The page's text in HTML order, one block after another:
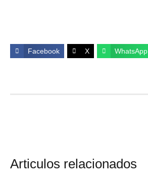
Facebook X WhatsApp
Articulos relacionados